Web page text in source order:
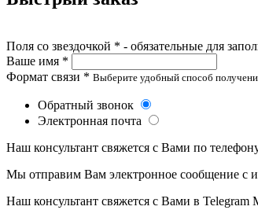
Поля со звездочкой * - обязательные для
Ваше имя *
Формат связи * Выберите удобный способ
Обратный звонок
Электронная почта
Наш консультант свяжется с Вами по
Мы отправим Вам электронное сообщение с
Наш консультант свяжется с Вами в Telegram